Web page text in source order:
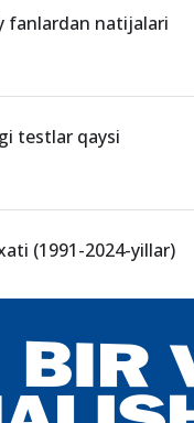
fanlardan natijalari
testlar qaysi
(1991-2024-yillar)